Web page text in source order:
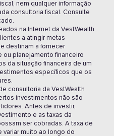
nem qualquer informação
consultoria fiscal. Consulte
na Internet da VestWealth
a atingir metas
destinam a fornecer
ou planejamento financeiro
da situação financeira de um
específicos que os
consultoria da VestWealth
investimentos não são
Antes de investir,
e as taxas da
ser cobradas. A taxa de
muito ao longo do